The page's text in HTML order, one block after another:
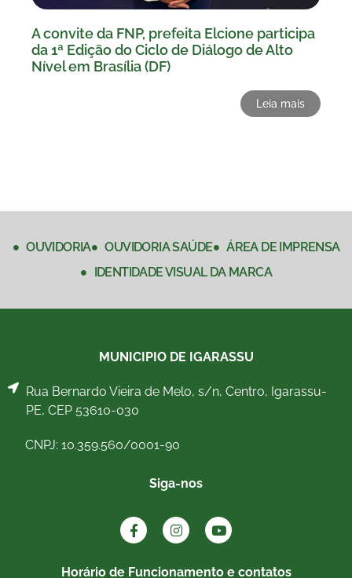
A convite da FNP, prefeita Elcione participa
da 1ª Edição do Ciclo de Diálogo de Alto
Nível em Brasília (DF)
Leia mais
OUVIDORIA OUVIDORIA SAÚDE
ÁREA DE IMPRENSA
IDENTIDADE VISUAL DA MARCA
MUNICIPIO DE IGARASSU
Rua Bernardo Vieira de Melo, s/n, Centro, Igarassu-
PE, CEP 53610-030
CNPJ: 10.359.560/0001-90
Siga-nos
Horário de Funcionamento e contatos